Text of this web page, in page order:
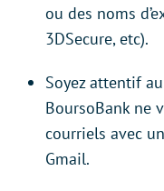
ou des noms
3DSecure, etc).
Soyez attentif au
BoursoBank ne
courriels avec
Gmail.